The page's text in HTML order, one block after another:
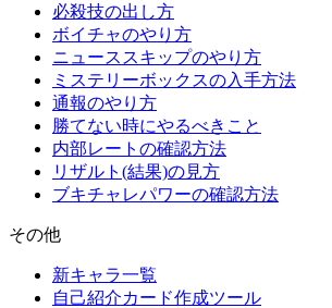
必殺技の出し方
ボイチャのやり方
ニューススキップのやり方
ミステリーボックスの入手方法
通報のやり方
勝てない時にやるべきこと
内部レートの確認方法
リザルト(結果)の見方
ブキチャレパワーの確認方法
その他
新キャラ一覧
自己紹介カード作成ツール